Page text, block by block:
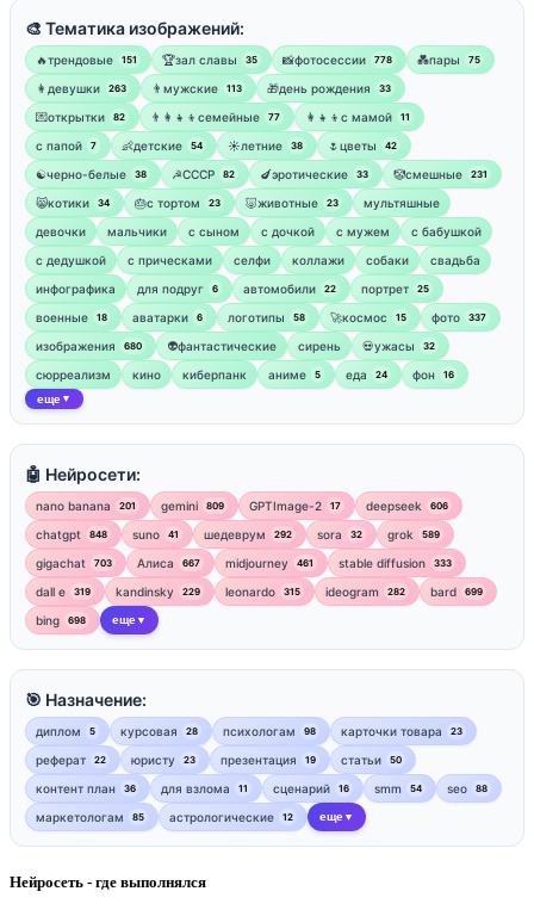
🎨 Тематика изображений:
🔥трендовые 151 🏆зал славы 35 📸фотосессии 778 💑пары 75
👩девушки 263 👨мужские 113 🎁день рождения 33
💌открытки 82 👨‍👩‍👧‍👦семейные 77 👩‍👧‍👦с мамой 11
‍с папой 7 👶детские 54 ☀️летние 38 🌷цветы 42
☯︎черно-белые 38 ☭СССР 82 🍆эротические 33 🤡смешные 231
😸котики 34 🎂с тортом 23 🐷животные 23
мультяшные
девочки
мальчики с сыном с дочкой с мужем
с бабушкой
с дедушкой
с прическами селфи коллажи собаки
свадьба
инфографика
для подруг 6 автомобили 22 портрет 25
военные 18 аватарки 6 логотипы 58 🚀космос 15 фото 337
изображения 680 👽фантастические сирень 💀ужасы 32
сюрреализм кино киберпанк аниме 5 еда 24 фон 16
еще ▼
🤖 Нейросети:
nano banana 201 gemini 809 GPTImage-2 17 deepseek 606
chatgpt 848 suno 41 шедеврум 292 sora 32 grok 589
gigachat 703 Алиса 667 midjourney 461 stable diffusion 333
dall e 319 kandinsky 229 leonardo 315 ideogram 282 bard 699
bing 698 еще ▼
🎯 Назначение:
диплом 5 курсовая 28 психологам 98 карточки товара 23
реферат 22 юристу 23 презентация 19 статьи 50
контент план 36 для взлома 11 сценарий 16 smm 54 seo 88
маркетологам 85 астрологические 12 еще ▼
Нейросеть - где выполнялся